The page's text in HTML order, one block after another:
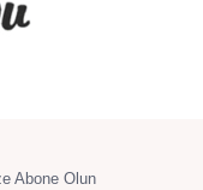
Abone Olun